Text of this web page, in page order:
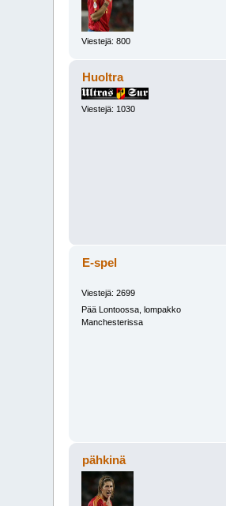
Viestejä: 800
Huoltra
Viestejä: 1030
E-spel
Viestejä: 2699
Pää Lontoossa, lompakko
Manchesterissa
pähkinä